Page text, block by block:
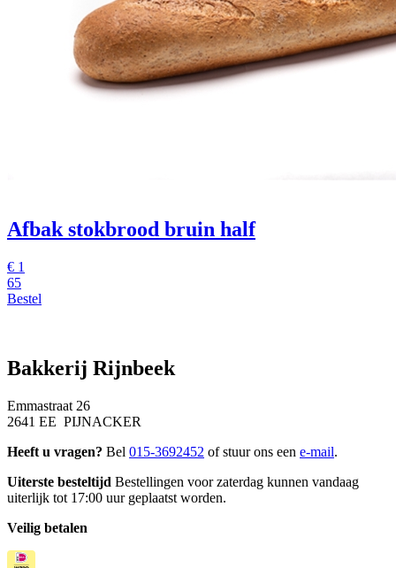
Afbak stokbrood bruin half
€ 1
65
Bestel
Bakkerij Rijnbeek
Emmastraat 26
2641 EE PIJNACKER
Heeft u vragen? Bel 015-3692452 of stuur ons een e-mail.
Uiterste besteltijd Bestellingen voor zaterdag kunnen vandaag
uiterlijk tot 17:00 uur geplaatst worden.
Veilig betalen